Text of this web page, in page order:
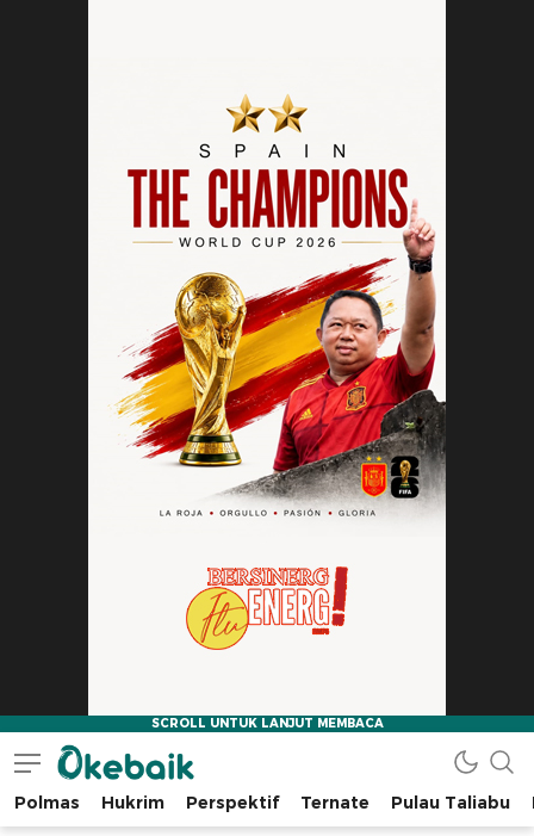
Okebaik.id
Baiknya Dibaca
Polmas Hukrim Perspektif Ternate Pulau Taliabu